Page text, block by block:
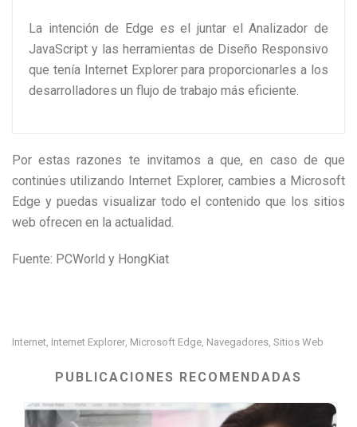
La intención de Edge es el juntar el Analizador de
JavaScript y las herramientas de Diseño Responsivo
que tenía Internet Explorer para proporcionarles a los
desarrolladores un flujo de trabajo más eficiente.
Por estas razones te invitamos a que, en caso de que
continúes utilizando Internet Explorer, cambies a Microsoft
Edge y puedas visualizar todo el contenido que los sitios
web ofrecen en la actualidad.
Fuente: PCWorld y HongKiat
Internet Internet Explorer Microsoft Edge Navegadores Sitios Web
PUBLICACIONES RECOMENDADAS